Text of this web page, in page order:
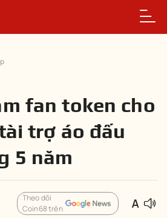
fan token cho
trợ áo đấu
5 năm
Theo dõi
Coin68 trên